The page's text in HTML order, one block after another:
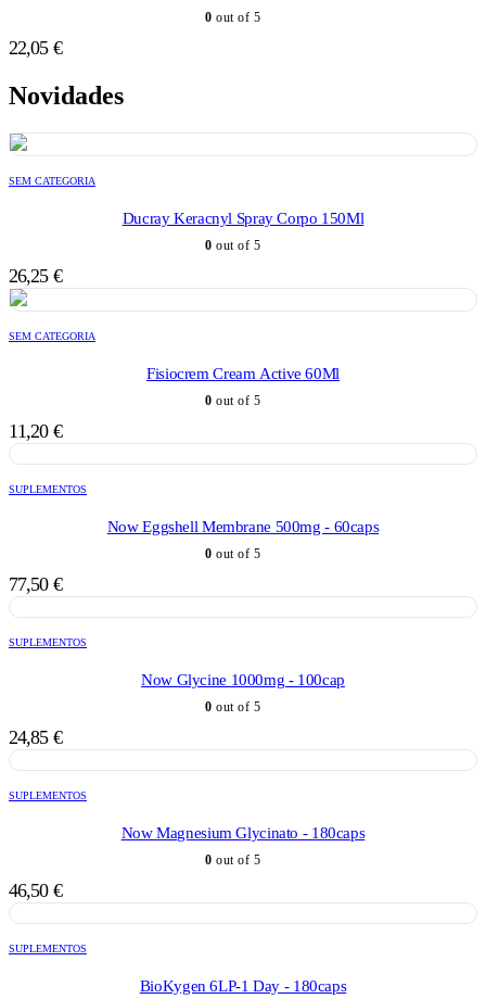
0 out of 5
22,05 €
Novidades
SEM CATEGORIA
Ducray Keracnyl Spray Corpo 150Ml
0 out of 5
26,25 €
SEM CATEGORIA
Fisiocrem Cream Active 60Ml
0 out of 5
11,20 €
SUPLEMENTOS
Now Eggshell Membrane 500mg - 60caps
0 out of 5
77,50 €
SUPLEMENTOS
Now Glycine 1000mg - 100cap
0 out of 5
24,85 €
SUPLEMENTOS
Now Magnesium Glycinato - 180caps
0 out of 5
46,50 €
SUPLEMENTOS
BioKygen 6LP-1 Day - 180caps